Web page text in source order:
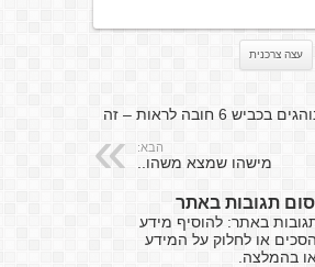
עצה צרכנית
לכל הנוהגים בכביש 6 חובה לראות – זה
הבא:
מישהו שמצא משהו..
תגובות באתר
באתר: להוסיף מידע
או לחלוק על המידע
בהמלצה.